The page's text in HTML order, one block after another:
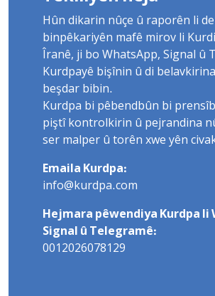
Hûn dikarin nûçe û raporên li
binpêkariyên mafê mirov li
Îranê, ji bo WhatsApp, Signal û
Kurdpayê bişînin û di
beşdar bibin.
Kurdpa bi pêbendbûn bi
piştî kontrolkirin û pejrandina
ser malper û torên xwe yên
Emaila Kurdpa:
info@kurdpa.com
Hejmara pêwendiya Kurdpa li
Signal û Telegramê:
0012026078129